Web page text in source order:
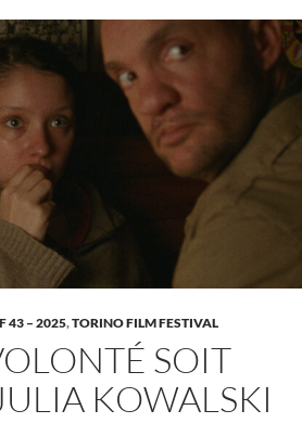
43 – 2025,TORINO FILM FESTIVAL
SOIT
KOWALSKI